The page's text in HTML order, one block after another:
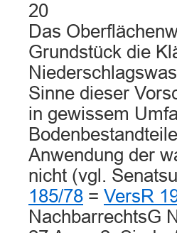
20
Das
Grundstück die
Sinne dieser
in gewissem
Anwendung der
nicht (vgl.
185/78 = VersR
NachbarrechtsG